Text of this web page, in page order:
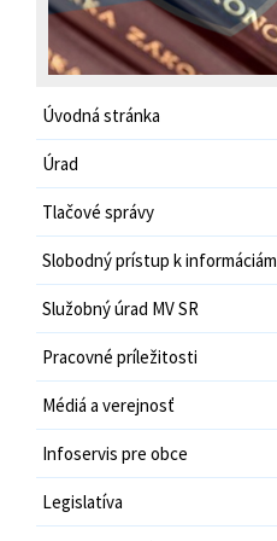
Úvodná stránka
Úrad
Tlačové správy
Slobodný prístup k informáciám
Služobný úrad MV SR
Pracovné príležitosti
Médiá a verejnosť
Infoservis pre obce
Legislatíva